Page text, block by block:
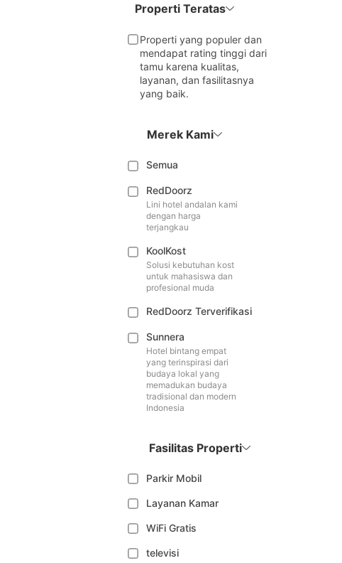
Properti Teratas
Properti yang populer dan
mendapat rating tinggi dari
tamu karena kualitas,
layanan, dan fasilitasnya
yang baik.
Merek Kami
Semua
RedDoorz
Lini hotel andalan kami
dengan harga
terjangkau
KoolKost
Solusi kebutuhan kost
untuk mahasiswa dan
profesional muda
RedDoorz Terverifikasi
Sunnera
Hotel bintang empat
yang terinspirasi dari
budaya lokal yang
memadukan budaya
tradisional dan modern
Indonesia
Fasilitas Properti
Parkir Mobil
Layanan Kamar
WiFi Gratis
televisi